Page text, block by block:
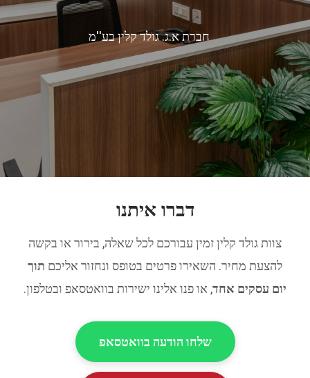
חברת א.ג. גולד קלין בע''מ
דברו איתנו
צוות גולד קלין זמין עבורכם לכל שאלה, בירור או בקשה
להצעת מחיר. השאירו פרטים בטופס ונחזור אליכם תוך
יום עסקים אחד, או פנו אלינו ישירות בוואטסאפ ובטלפון.
שלחו הודעה בוואטסאפ